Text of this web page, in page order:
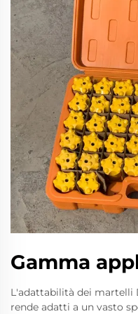
Gamma
L'adattabilità dei martelli
rende adatti a un vasto